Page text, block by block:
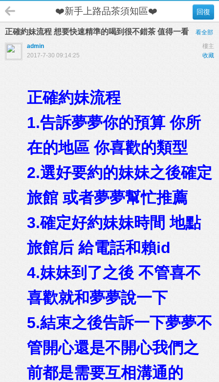
回復
❤️新手上路品茶須知區❤️
正確約妹流程 想要快速精準的喝到很不錯茶 值得一看
看全部
樓主
admin
收藏
2017-7-30 09:14:25
正確約妹流程
1.告訴夢夢你的預算 你所
在的地區 你喜歡的類型
2.選好要約的妹妹之後確定
旅館 或者夢夢幫忙推薦
3.確定好約妹妹時間 地點
旅館后 給電話和賴id
4.妹妹到了之後 不管喜不
喜歡就和夢夢說一下
5.結束之後告訴一下夢夢不
管開心還是不開心我們之
前都是需要互相溝通的